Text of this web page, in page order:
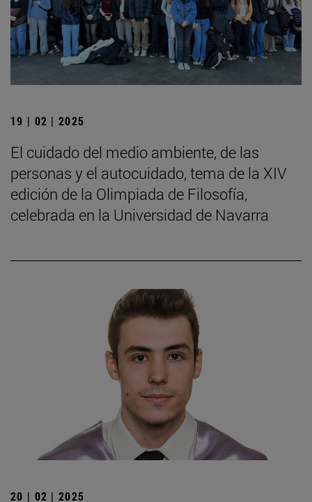
19 | 02 | 2025
El cuidado del medio ambiente, de las
personas y el autocuidado, tema de la XIV
edición de la Olimpiada de Filosofía,
celebrada en la Universidad de Navarra
20 | 02 | 2025